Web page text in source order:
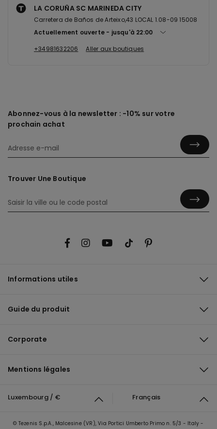
LA CORUÑA SC MARINEDA CITY
Carretera de Baños de Arteixo,43 LOCAL 1.08-09 15008
Actuellement ouverte
jusqu'à 22:00
+34981632206
Aller aux boutiques
Abonnez-vous à la newsletter : -10% sur votre
prochain achat
Trouver Une Boutique
Informations utiles
Guide du produit
Corporate
Mentions légales
Luxembourg / € Français
© Tezenis S.p.A., Malcesine (VR), Via Portici Umberto Primo n. 5/3 - Italy -